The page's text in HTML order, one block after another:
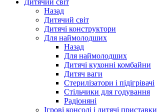
Дитячий світ
Назад
Дитячий світ
Дитячі конструктори
Для наймолодших
Назад
Для наймолодших
Дитячі кухонні комбайни
Дитяч ваги
Стерилізатори і підігрівачі
Стільчики для годування
Радіоняні
Ігрові консолі і дитячі приставки